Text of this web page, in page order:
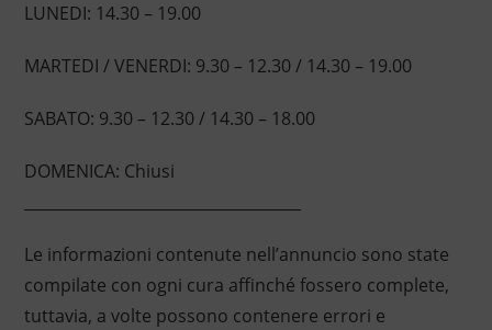
LUNEDI: 14.30 – 19.00
MARTEDI / VENERDI: 9.30 – 12.30 / 14.30 – 19.00
SABATO: 9.30 – 12.30 / 14.30 – 18.00
DOMENICA: Chiusi
Le informazioni contenute nell’annuncio sono state
compilate con ogni cura affinché fossero complete,
tuttavia, a volte possono contenere errori e